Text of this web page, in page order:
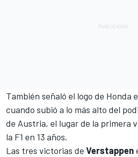
También señaló el logo de Honda
cuando subió a lo más alto del
de Austria, el lugar de la primera
la F1 en 13 años.
Las tres victorias de Verstappen